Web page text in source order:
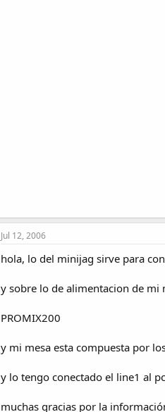
Jul 12, 2006
hola, lo del minijag sirve para
y sobre lo de alimentacion de mi
PROMIX200
y mi mesa esta compuesta por
y lo tengo conectado el line1 al
muchas gracias por la